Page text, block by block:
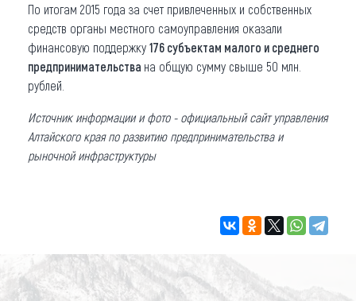
По итогам 2015 года за счет привлеченных и собственных
средств органы местного самоуправления оказали
финансовую поддержку 176 субъектам малого и среднего
предпринимательства на общую сумму свыше 50 млн.
рублей.
Источник информации и фото - официальный сайт управления
Алтайского края по развитию предпринимательства и
рыночной инфраструктуры